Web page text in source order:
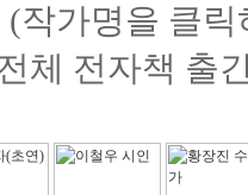
(작가명을 클
체 전자책 출